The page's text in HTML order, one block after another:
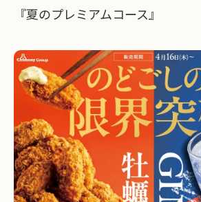
『夏のプレミアムコース』